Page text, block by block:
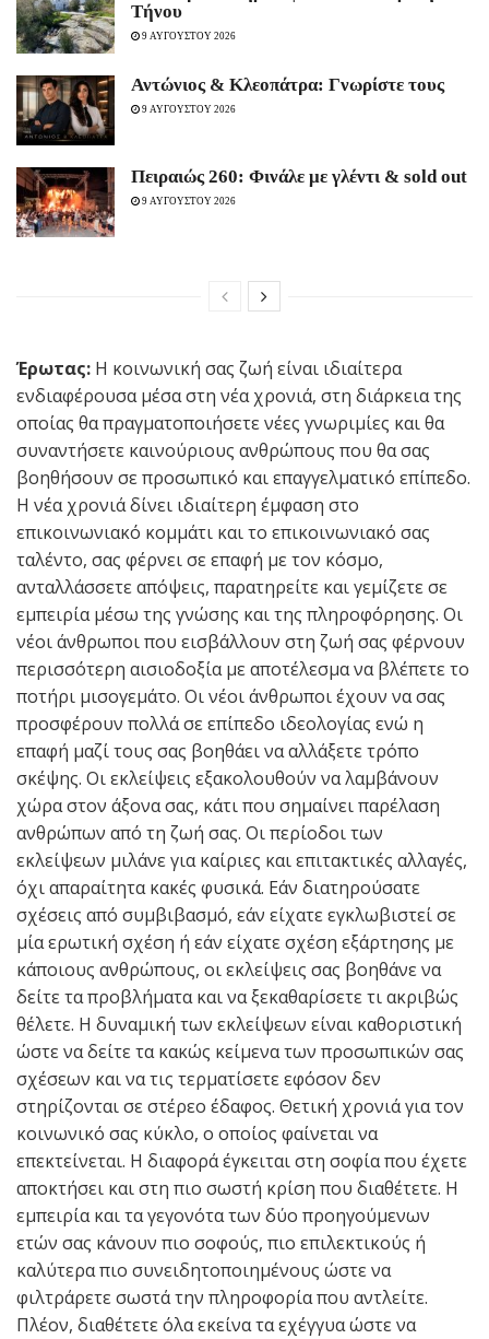
Τήνου
9 ΑΥΓΟΥΣΤΟΥ 2026
Αντώνιος & Κλεοπάτρα: Γνωρίστε τους
9 ΑΥΓΟΥΣΤΟΥ 2026
Πειραιώς 260: Φινάλε με γλέντι & sold out
9 ΑΥΓΟΥΣΤΟΥ 2026
Έρωτας: Η κοινωνική σας ζωή είναι ιδιαίτερα
ενδιαφέρουσα μέσα στη νέα χρονιά, στη διάρκεια της
οποίας θα πραγματοποιήσετε νέες γνωριμίες και θα
συναντήσετε καινούριους ανθρώπους που θα σας
βοηθήσουν σε προσωπικό και επαγγελματικό επίπεδο.
Η νέα χρονιά δίνει ιδιαίτερη έμφαση στο
επικοινωνιακό κομμάτι και το επικοινωνιακό σας
ταλέντο, σας φέρνει σε επαφή με τον κόσμο,
ανταλλάσσετε απόψεις, παρατηρείτε και γεμίζετε σε
εμπειρία μέσω της γνώσης και της πληροφόρησης. Οι
νέοι άνθρωποι που εισβάλλουν στη ζωή σας φέρνουν
περισσότερη αισιοδοξία με αποτέλεσμα να βλέπετε το
ποτήρι μισογεμάτο. Οι νέοι άνθρωποι έχουν να σας
προσφέρουν πολλά σε επίπεδο ιδεολογίας ενώ η
επαφή μαζί τους σας βοηθάει να αλλάξετε τρόπο
σκέψης. Οι εκλείψεις εξακολουθούν να λαμβάνουν
χώρα στον άξονα σας, κάτι που σημαίνει παρέλαση
ανθρώπων από τη ζωή σας. Οι περίοδοι των
εκλείψεων μιλάνε για καίριες και επιτακτικές αλλαγές,
όχι απαραίτητα κακές φυσικά. Εάν διατηρούσατε
σχέσεις από συμβιβασμό, εάν είχατε εγκλωβιστεί σε
μία ερωτική σχέση ή εάν είχατε σχέση εξάρτησης με
κάποιους ανθρώπους, οι εκλείψεις σας βοηθάνε να
δείτε τα προβλήματα και να ξεκαθαρίσετε τι ακριβώς
θέλετε. Η δυναμική των εκλείψεων είναι καθοριστική
ώστε να δείτε τα κακώς κείμενα των προσωπικών σας
σχέσεων και να τις τερματίσετε εφόσον δεν
στηρίζονται σε στέρεο έδαφος. Θετική χρονιά για τον
κοινωνικό σας κύκλο, ο οποίος φαίνεται να
επεκτείνεται. Η διαφορά έγκειται στη σοφία που έχετε
αποκτήσει και στη πιο σωστή κρίση που διαθέτετε. Η
εμπειρία και τα γεγονότα των δύο προηγούμενων
ετών σας κάνουν πιο σοφούς, πιο επιλεκτικούς ή
καλύτερα πιο συνειδητοποιημένους ώστε να
φιλτράρετε σωστά την πληροφορία που αντλείτε.
Πλέον, διαθέτετε όλα εκείνα τα εχέγγυα ώστε να